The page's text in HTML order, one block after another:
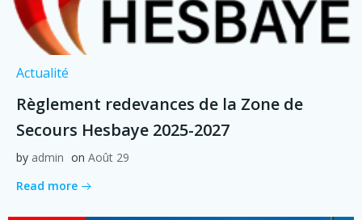
Actualité
Règlement redevances de la Zone de
Secours Hesbaye 2025-2027
by admin on Août 29
Read more